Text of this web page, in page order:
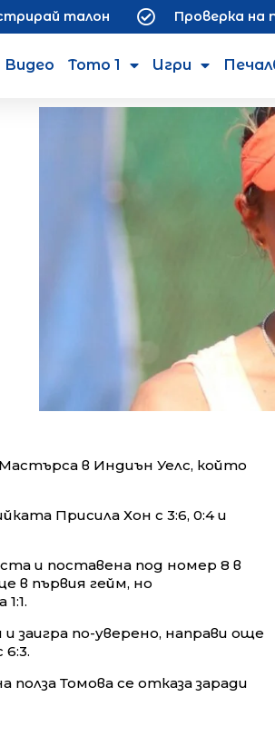
талон Проверка на
Видео Тото 1 Игри
в Индиън Уелс, който
Присила Хон с 3:6, 0:4 и
и поставена под номер 8 в
в първия гейм, но
по-уверено, направи още
Томова се отказа заради